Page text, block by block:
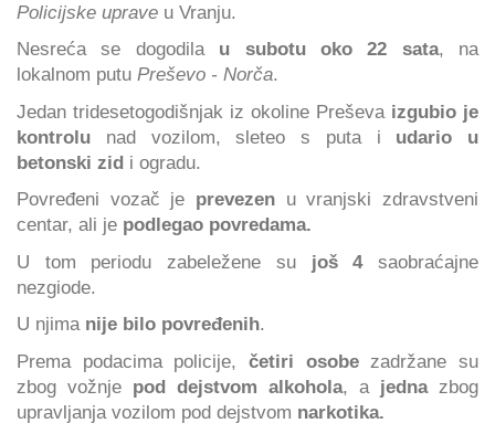
Policijske uprave u Vranju.
Nesreća se dogodila u subotu oko 22 sata, na
lokalnom putu Preševo - Norča.
Jedan tridesetogodišnjak iz okoline Preševa izgubio je
kontrolu nad vozilom, sleteo s puta i udario u
betonski zid i ogradu.
Povređeni vozač je prevezen u vranjski zdravstveni
centar, ali je podlegao povredama.
U tom periodu zabeležene su još 4saobraćajne
nezgiode.
U njima nije bilo povređenih.
Prema podacima policije, četiri osobezadržane su
zbog vožnje pod dejstvom alkohola, a jednazbog
upravljanja vozilom pod dejstvom narkotika.